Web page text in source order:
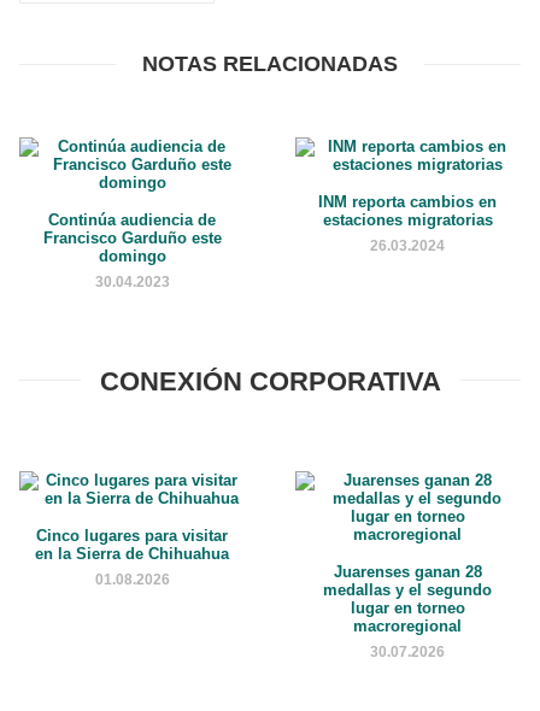
NOTAS RELACIONADAS
Continúa audiencia de
Francisco Garduño este
domingo
30.04.2023
INM reporta cambios en
estaciones migratorias
26.03.2024
CONEXIÓN CORPORATIVA
Cinco lugares para visitar
en la Sierra de Chihuahua
01.08.2026
Juarenses ganan 28
medallas y el segundo
lugar en torneo
macroregional
30.07.2026